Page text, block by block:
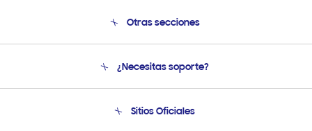
Otras secciones
Soporte
¿Necesitas soporte?
Soporte vía eMail
Sitios Oficiales